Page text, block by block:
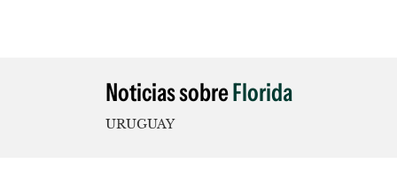
Noticias sobreFlorida
URUGUAY